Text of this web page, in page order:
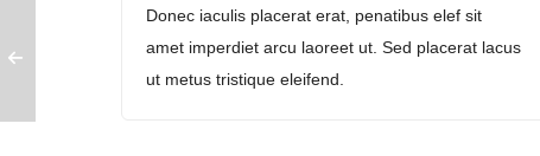
Donec iaculis placerat erat, penatibus elef sit
amet imperdiet arcu laoreet ut. Sed placerat lacus
ut metus tristique eleifend.